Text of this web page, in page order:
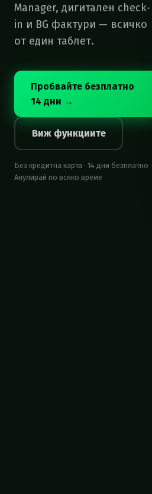
Manager, дигитален check-
in и BG фактури — всичко
от един таблет.
Пробвайте безплатно
14 дни →
Виж функциите
Без кредитна карта · 14 дни безплатно ·
Анулирай по всяко време